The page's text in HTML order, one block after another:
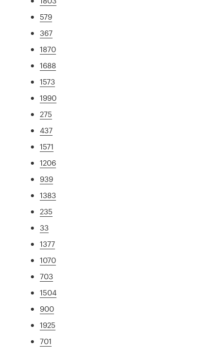
579
367
1870
1688
1573
1990
275
437
1571
1206
939
1383
235
33
1377
1070
703
1504
900
1925
701